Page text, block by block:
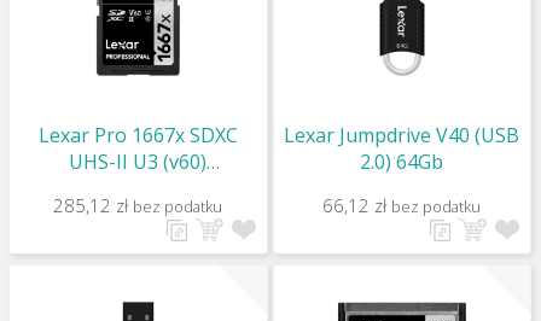
Lexar Pro 1667x SDXC
UHS-II U3 (v60)
285,12 zł bez podatku
Lexar Jumpdrive V40 (USB
2.0) 64Gb
66,12 zł bez podatku